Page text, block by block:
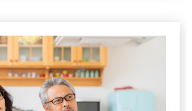
ロジーを積極的に導入し、業務効
向上を図ることも重要です。これ
、顧客との信頼関係を構築し、選
指しましょう。顧客満足度を向上
成長に直結します。顧客の心に響